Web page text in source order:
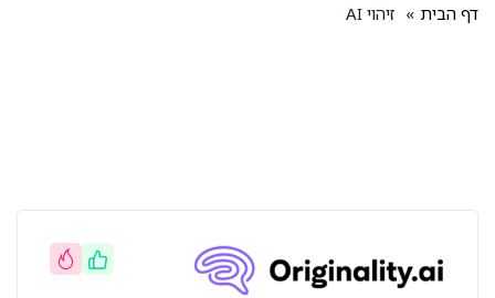
דף הבית » זיהוי AI